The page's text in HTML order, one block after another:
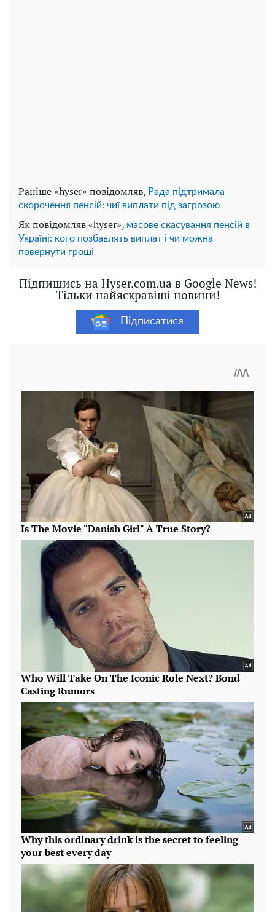
Раніше «hyser» повідомляв, Рада підтримала
скорочення пенсій: чиї виплати під загрозою
Як повідомляв «hyser», масове скасування пенсій в
Україні: кого позбавлять виплат і чи можна
повернути гроші
Підпишись на Hyser.com.ua в Google News!
Тільки найяскравіші новини!
Підписатися